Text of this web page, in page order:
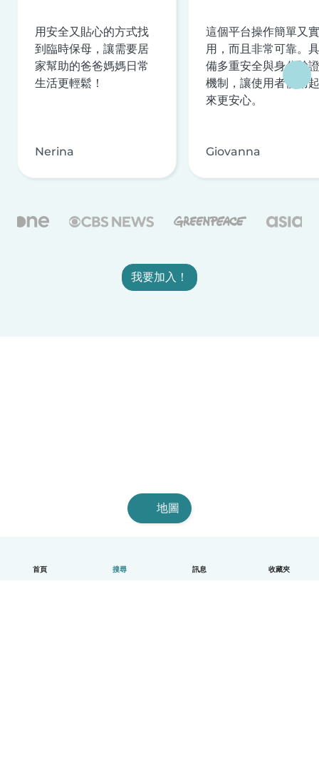
首頁 搜尋 訊息 收藏夾
用安全又貼心的方式找
到臨時保母，讓需要居
家幫助的爸爸媽媽日常
生活更輕鬆！
Nerina
這個平台操作簡單又實
用，而且非常可靠。具
備多重安全與身分驗證
機制，讓使用者使用起
來更安心。
Giovanna
我要加入！
地圖